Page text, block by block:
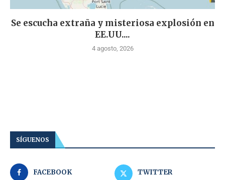
Se escucha extraña y misteriosa explosión en
EE.UU....
4 agosto, 2026
SÍGUENOS
FACEBOOK TWITTER